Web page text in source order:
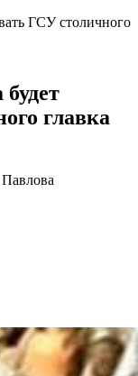
ГСУ столичного
главка